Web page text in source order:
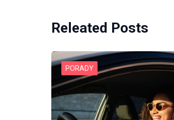
Releated Posts
PORADY